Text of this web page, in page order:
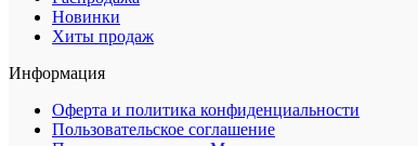
Новинки
Хиты продаж
Информация
Оферта и политика конфиденциальности
Пользовательское соглашение